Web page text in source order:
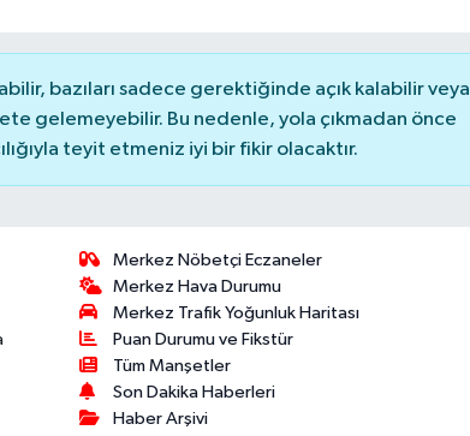
bazıları sadece gerektiğinde açık kalabilir veya
gelemeyebilir. Bu nedenle, yola çıkmadan önce
teyit etmeniz iyi bir fikir olacaktır.
Merkez Nöbetçi Eczaneler
Merkez Hava Durumu
Merkez Trafik Yoğunluk Haritası
Puan Durumu ve Fikstür
Tüm Manşetler
Son Dakika Haberleri
Haber Arşivi